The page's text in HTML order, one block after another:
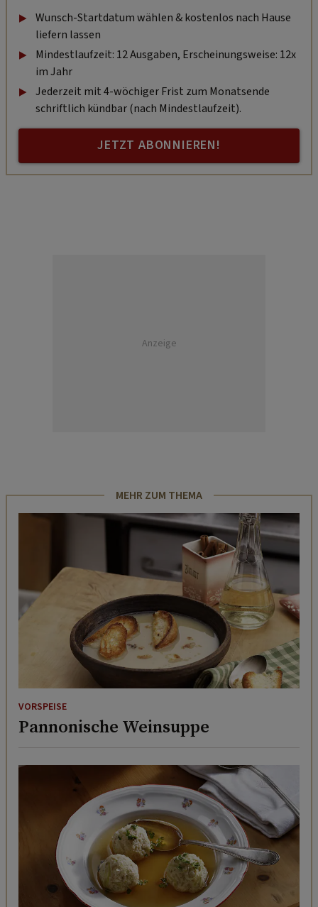
Wunsch-Startdatum wählen & kostenlos nach Hause
liefern lassen
Mindestlaufzeit: 12 Ausgaben, Erscheinungsweise: 12x
im Jahr
Jederzeit mit 4-wöchiger Frist zum Monatsende
schriftlich kündbar (nach Mindestlaufzeit).
JETZT ABONNIEREN!
Anzeige
MEHR ZUM THEMA
VORSPEISE
Pannonische Weinsuppe